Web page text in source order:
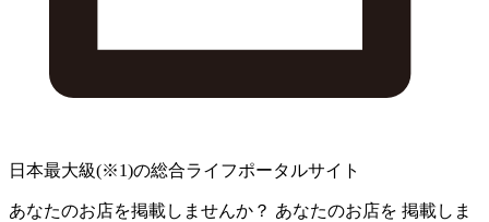
日本最大級(※1)の総合ライフポータルサイト
あなたのお店を掲載しませんか？ あなたのお店を 掲載しま